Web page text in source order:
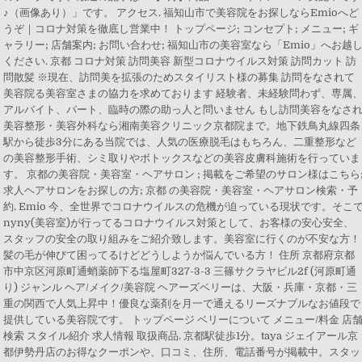
♪（画像あり）」です。 アクセス. 福知山市で美容院をお探しならEmioへど
うぞ｜コロナ対策を徹底し営業中！ トップページ; コンセプト; メニュー; ギ
ャラリー; 店舗案内; お問い合わせ; 福知山市の美容室なら「Emio」へお越
ください. 京都 コロナ対策 訪問美容 新型コロナウイルス対策 訪問カット 訪
問散髪 ※現在、訪問美を拡張のためスタイリスト様の募集 訪問をなされて
美容院る美容室さまの協力を求めております 経験者、未経験問わず、専属
アルバイト、パート、臨時の際の助っ人と問いません もし訪問美容をなさ
美容整形・美容外科なら湘南美容クリニック京都院まで。地下鉄鳥丸線四条
駅から徒歩3分にある当院では、人気の医療脱毛はもちろん、二重整形など
の美容整形手術、シミ取りやボトックスなどの美容皮膚科施術を行っていま
す。 京都の美容院・美容室・ヘアサロン ; 掲載をご希望のサロン様はこち
求人ヘアサロンをお探しの方; 京都 の美容院・美容室・ヘアサロン検索・予
約. Emio 今、全世界でコロナウイルスの危機が迫っている現状です。そこ
nyny(美容室)が行ってるコロナウイルス対策として、お客様の安心安全、
スタッフの安全の取り組みをご紹介致します。美容室に行くのが不安な方！
髪の毛が伸びて困ってるけどどうしようか悩んでいる方！ 住所 京都府京都
市中京区河原町通蛸薬師下る塩屋町327-3-3 三篠サクラヤビル2f (河原町通
り) ジャンル ヘア/メイク/美容院 ヘアーズベリーは、大阪・兵庫・京都・三
重の関西で人気上昇中！優良な薬剤を月一で通えるリーズナブルなお値段で
提供している美容院です。 トップページ ベリーについて メニュー/料金 店
検索 スタイル紹介 求人情報 取扱商品. 京都駅徒歩1分。taya ジェイアール京
都伊勢丹店のお得なクーポンや、口コミ、住所、電話番号が掲載中。スタッ